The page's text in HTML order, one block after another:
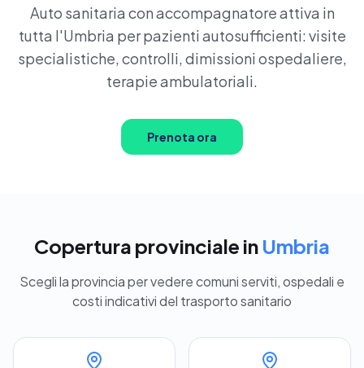
Prenota ora
Auto sanitaria con accompagnatore attiva in
tutta l'Umbria per pazienti autosufficienti: visite
specialistiche, controlli, dimissioni ospedaliere,
terapie ambulatoriali.
Prenota ora
Copertura provinciale in Umbria
Scegli la provincia per vedere comuni serviti, ospedali e
costi indicativi del trasporto sanitario